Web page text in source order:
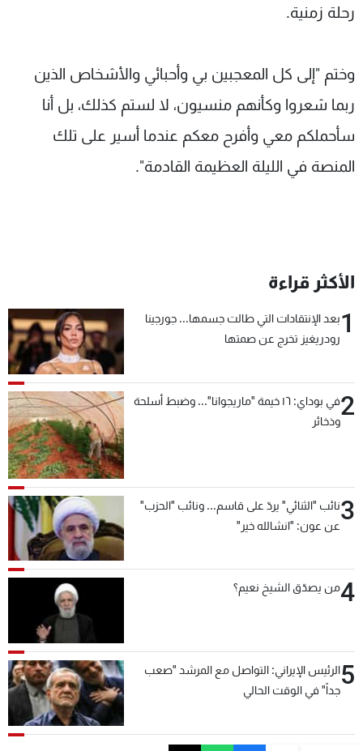
رحلة زمنية.
وختم "إلى كل المعجبين بي وأحبائي والأشخاص الذين
ربما شعروا وكأنهم منسيون، لا لستم كذلك، بل أنا
سأحملكم معي وأفرح معكم عندما أسير على تلك
المنصة في الليلة العظيمة القادمة".
الأكثر قراءة
1بعد الإنتقادات التي طالت جسمها... جورجينا
رودريغيز تخرج عن صمتها
2
في بوداي: ١٦ خيمة "ماريجوانا"... وضبط أسلحة
وذخائر
3نائب "الثنائي" يردّ على قاسم... ونائب "الحزب"
عن عون: "انشالله خير"
4من يصدّق الشيخ نعيم؟
5الرئيس الإيراني: التواصل مع المرشد "صعب
جداً" في الوقت الحالي